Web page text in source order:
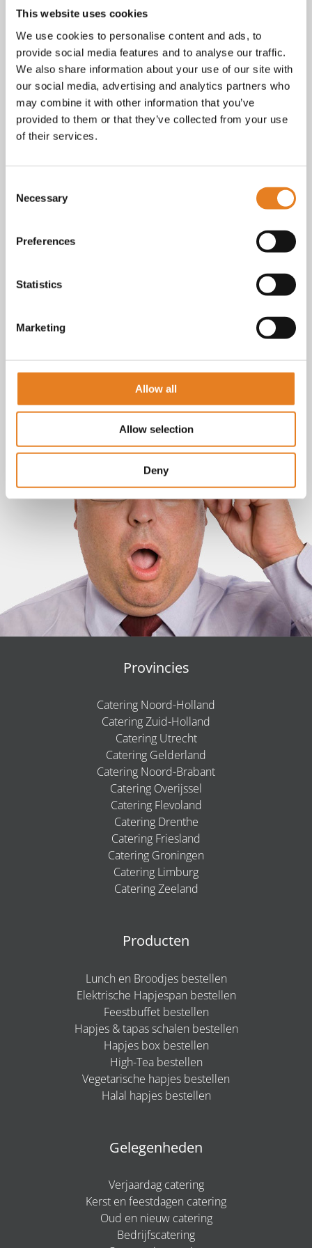
This website uses cookies
We use cookies to personalise content and ads, to
provide social media features and to analyse our traffic.
We also share information about your use of our site with
our social media, advertising and analytics partners who
may combine it with other information that you’ve
provided to them or that they’ve collected from your use
of their services.
Selection
Necessary
Preferences
Statistics
Marketing
Allow all
Allow selection
Deny
Instagram
E-mail
Telefoon / whatsapp: +31 6 23227983
Bekijk onzeAlgemene voorwaarden . KvK nr.: 18068338.
Lees ook onze
cookie
policy als je benieuwd
Provincies
Catering Noord-Holland
Catering Zuid-Holland
Catering Utrecht
Catering Gelderland
Catering Noord-Brabant
Catering Overijssel
Catering Flevoland
Catering Drenthe
Catering Friesland
Catering Groningen
Catering Limburg
Catering Zeeland
Producten
Lunch en Broodjes bestellen
Elektrische Hapjespan bestellen
Feestbuffet bestellen
Hapjes & tapas schalen bestellen
Hapjes box bestellen
High-Tea bestellen
Vegetarische hapjes bestellen
Halal hapjes bestellen
Gelegenheden
Verjaardag catering
Kerst en feestdagen catering
Oud en nieuw catering
Bedrijfscatering